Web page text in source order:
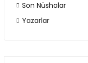
Son Nüshalar
Yazarlar